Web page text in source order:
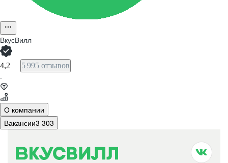
ВкусВилл
4,2 5 995 отзывов
·
О компании
Вакансии3 303